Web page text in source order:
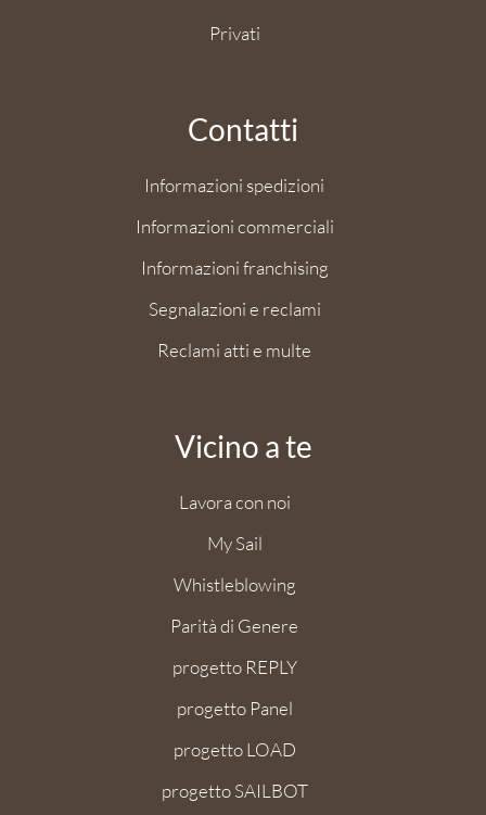
Privati
Contatti
Informazioni spedizioni
Informazioni commerciali
Informazioni franchising
Segnalazioni e reclami
Reclami atti e multe
Vicino a te
Lavora con noi
My Sail
Whistleblowing
Parità di Genere
progetto REPLY
progetto Panel
progetto LOAD
progetto SAILBOT